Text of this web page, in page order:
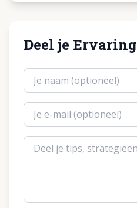
Deel je Ervaring